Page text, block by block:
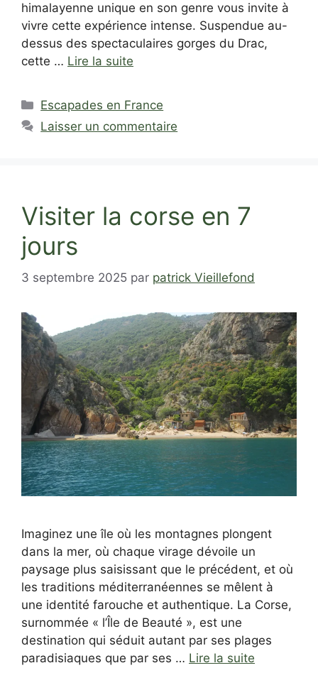
himalayenne unique en son genre vous invite à
vivre cette expérience intense. Suspendue au-
dessus des spectaculaires gorges du Drac,
cette … Lire la suite
Catégories
Escapades en France
Laisser un commentaire
Visiter la corse en 7
jours
3 septembre 2025 par patrick Vieillefond
Imaginez une île où les montagnes plongent
dans la mer, où chaque virage dévoile un
paysage plus saisissant que le précédent, et où
les traditions méditerranéennes se mêlent à
une identité farouche et authentique. La Corse,
surnommée « l’Île de Beauté », est une
destination qui séduit autant par ses plages
paradisiaques que par ses … Lire la suite